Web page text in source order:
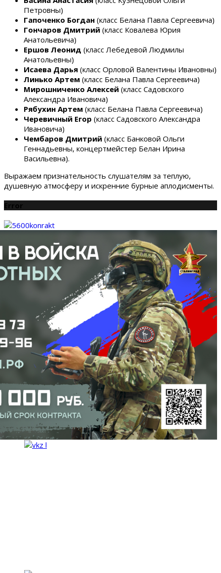
Петровны)
Гапоченко Богдан (класс Белана Павла Сергеевича)
Гончаров Дмитрий (класс Ковалева Юрия
Анатольевича)
Ершов Леонид (класс Лебедевой Людмилы
Анатольевны)
Исаева Дарья (класс Орловой Валентины Ивановны)
Линько Артем (класс Белана Павла Сергеевича)
Мирошниченко Алексей (класс Садовского
Александра Ивановича)
Рябухин Артем (класс Белана Павла Сергеевича)
Черевичный Егор (класс Садовского Александра
Ивановича)
Чембаров Дмитрий (класс Банковой Ольги
Геннадьевны, концертмейстер Белан Ирина
Васильевна).
Выражаем признательность слушателям за теплую,
душевную атмосферу и искренние бурные аплодисменты.
Error